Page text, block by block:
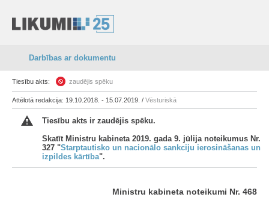
Darbības ar dokumentu
Tiesību akts: zaudējis spēku
Attēlotā redakcija: 19.10.2018. - 15.07.2019. / Vēsturiskā
Tiesību akts ir zaudējis spēku.
Skatīt Ministru kabineta 2019. gada 9. jūlija noteikumus Nr.
327 "Starptautisko un nacionālo sankciju ierosināšanas un
izpildes kārtība".
Ministru kabineta noteikumi Nr. 468